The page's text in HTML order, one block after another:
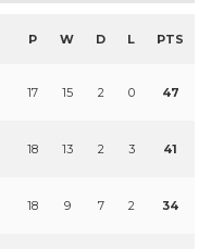
P W D L PTS
17 15 2 0 47
18 13 2 3 41
18 9 7 2 34